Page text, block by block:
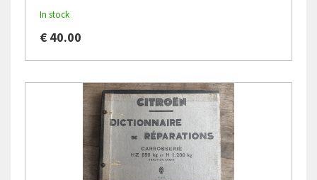
In stock
€ 40.00